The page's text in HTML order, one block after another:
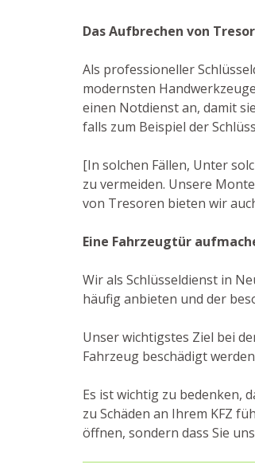
Das Aufbrechen von
Als professioneller
modernsten
einen Notdienst an, damit
falls zum Beispiel der
[In solchen Fällen, Unter
zu vermeiden. Unsere
von Tresoren bieten wir
Eine Fahrzeugtür
Wir als Schlüsseldienst in
häufig anbieten und der
Unser wichtigstes Ziel bei
Fahrzeug beschädigt
Es ist wichtig zu bedenken,
zu Schäden an Ihrem KFZ
öffnen, sondern dass Sie